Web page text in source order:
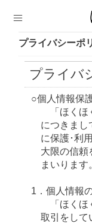
プライバシーポ
プライバ
○個人情報保
「ほく
につきまし
に保護･利
大限の信頼
まいります。
1．個人情報
「ほく
取引をして